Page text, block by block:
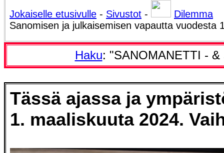
Jokaiselle etusivulle - Sivustot -
Dilemma
Sanomisen ja julkaisemisen vapautta vuodesta
Haku: "SANOMANETTI - &
Tässä ajassa ja
1. maaliskuuta 2024.